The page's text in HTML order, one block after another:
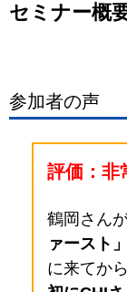
セミナー概
参加者の声
評価：非
鶴岡さん
ァースト」
に来てか